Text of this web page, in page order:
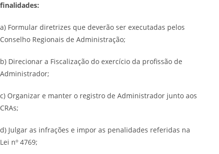
finalidades:
a) Formular diretrizes que deverão ser executadas pelos
Conselho Regionais de Administração;
b) Direcionar a Fiscalização do exercício da profissão de
Administrador;
c) Organizar e manter o registro de Administrador junto aos
CRAs;
d) Julgar as infrações e impor as penalidades referidas na
Lei nº 4769;